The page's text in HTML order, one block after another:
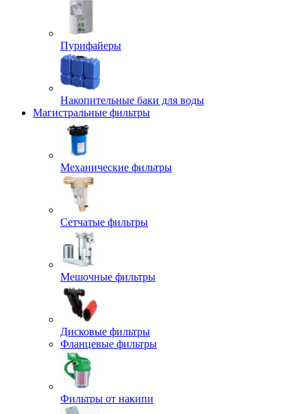
Пурифайеры
Накопительные баки для воды
Магистральные фильтры
Механические фильтры
Сетчатые фильтры
Мешочные фильтры
Дисковые фильтры
Фланцевые фильтры
Фильтры от накипи